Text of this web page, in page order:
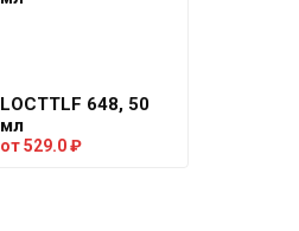
LOCTTLF 648, 50
мл
от529.0₽